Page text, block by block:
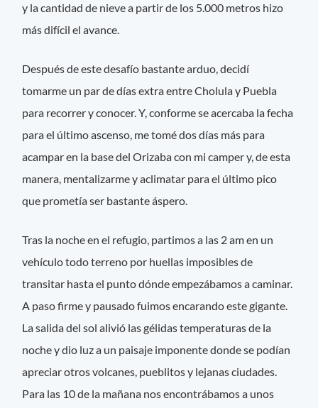
y la cantidad de nieve a partir de los 5.000 metros hizo
más difícil el avance.
Después de este desafío bastante arduo, decidí
tomarme un par de días extra entre Cholula y Puebla
para recorrer y conocer. Y, conforme se acercaba la fecha
para el último ascenso, me tomé dos días más para
acampar en la base del Orizaba con mi camper y, de esta
manera, mentalizarme y aclimatar para el último pico
que prometía ser bastante áspero.
Tras la noche en el refugio, partimos a las 2 am en un
vehículo todo terreno por huellas imposibles de
transitar hasta el punto dónde empezábamos a caminar.
A paso firme y pausado fuimos encarando este gigante.
La salida del sol alivió las gélidas temperaturas de la
noche y dio luz a un paisaje imponente donde se podían
apreciar otros volcanes, pueblitos y lejanas ciudades.
Para las 10 de la mañana nos encontrábamos a unos